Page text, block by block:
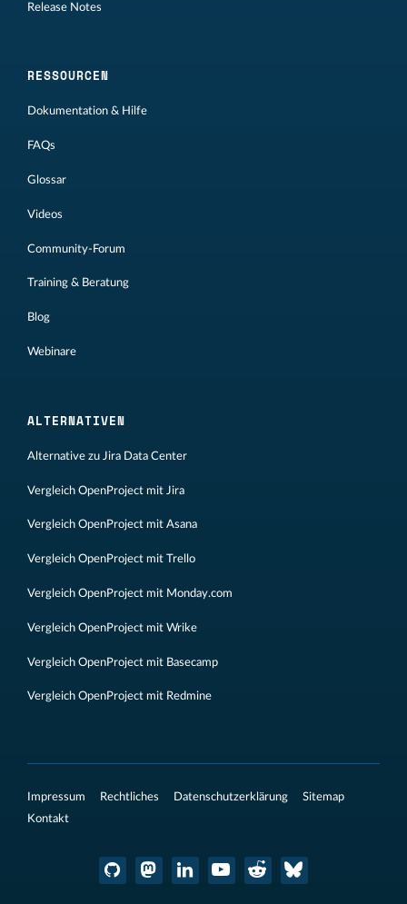
Release Notes
RESSOURCEN
Dokumentation & Hilfe
FAQs
Glossar
Videos
Community-Forum
Training & Beratung
Blog
Webinare
ALTERNATIVEN
Alternative zu Jira Data Center
Vergleich OpenProject mit Jira
Vergleich OpenProject mit Asana
Vergleich OpenProject mit Trello
Vergleich OpenProject mit Monday.com
Vergleich OpenProject mit Wrike
Vergleich OpenProject mit Basecamp
Vergleich OpenProject mit Redmine
Impressum Rechtliches Datenschutzerklärung
Sitemap
Kontakt